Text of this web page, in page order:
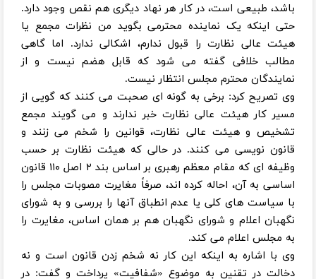
باشد، طبیعی است، در کار هر نهاد دیگری هم نقص وجود دارد.
حتی اینکه یک نماینده محترمی بگوید من نظرات مجمع یا
هیئت عالی نظارت را قبول ندارم، اشکالی ندارد. اما گاهی
مطالب خلافی گفته می شود که قابل هضم نیست و از
نمایندگان محترم مجلس انتظار نیست.
وی تصریح کرد: برخی به گونه ای صحبت می کنند که گویی از
مسیر کار هیئت عالی نظارت خبر ندارند و می گویند مجمع
تشخیص و هیئت عالی نظارت، قوانین را شخم می زنند و
قانون نویسی می کنند. در حالی که هیئت نظارت بر حسب
وظیفه ای که مقام معظم رهبری بر اساس بند ۲ اصل ۱۱۰ قانون
اساسی به آن، احاله کرده اند، صرفاً مغایرت مصوبات مجلس را
با سیاست های کلی یا عدم انطباق آنها را بررسی و به شورای
نگهبان اعلام و شورای نگهبان هم بر همان اساس، مغایرت را
به مجلس اعلام می کند.
وی با اشاره به اینکه این کار نه شخم زدن قانون است و نه
دخالت در تقنین به موضوع «شفافیت» پرداخت و گفت: در